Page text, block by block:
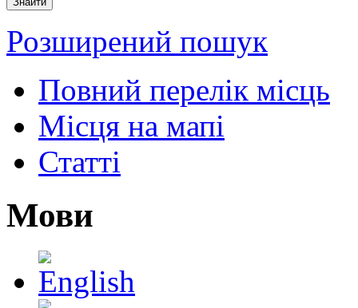
Розширений пошук
Повний перелік місць
Місця на мапі
Статті
Мови